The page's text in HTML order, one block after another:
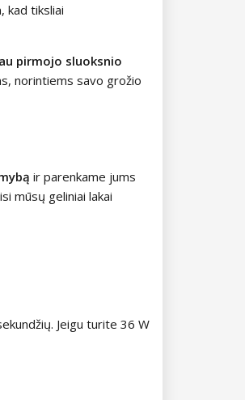
kad tiksliai
pirmojo sluoksnio
norintiems savo grožio
ir parenkame jums
mūsų geliniai lakai
Jeigu turite 36 W